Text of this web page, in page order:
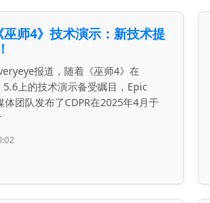
巫师4》技术演示：新技术提
报道，随着《巫师4》在
上的技术演示备受瞩目，Epic
体团队发布了CDPR在2025年4月于